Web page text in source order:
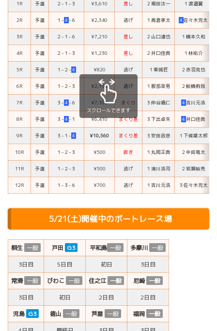
1R 予選 ２ –１ –３ ¥3,610 差し ２ 畑田汰一 １ 渡邉翼
2R 予選 １ –４–６ ¥2,340 逃げ １ 高倉孝太 ４佐々木完太
3R 予選 ２ –１ –６ ¥7,210 差し ２ 山口達也 １ 橋本久和
4R 予選 ２ –１ –３ ¥1,230 差し ２ 井口佳典 １ 林祐介
5R 予選 １ –２ –４ ¥820 逃げ １ 栗城匠 ２ 赤羽克也
6R 予選 １ –２ –３ ¥2,150 逃げ １ 服部幸男 ２ 板橋侑我
7R 予選 ３ –４–６ ¥7,100 まくり ３ 仲谷颯仁 ４吉川元浩
8R 予選 ３ –４–１ ¥6,410 まくり差 ３ 下出卓矢 ４井口佳典
9R 予選 ３ –１ –４ ¥10,560 まくり差 ３ 安田政彦 １ 下條雄太郎
10R 予選 １ –２ –３ ¥500 抜き １ 丸岡正典 ２ 中田竜太
11R 予選 １ –２ –３ ¥500 逃げ １ 湯川浩司 ２ 岩瀬裕亮
12R 予選 １ –３ –６ ¥700 逃げ １ 吉川元浩 ３ 佐々木完太
スクロールできます
5/21(土)開催中のボートレース場
桐生 一般 戸田 G3 平和島 一般 多摩川 一般
3日目
5日目 初日
3日目
常滑 一般 びわこ 一般 住之江 一般 尼崎 一般
3日目
初日 2日目
2日目
児島 G3 徳山 一般 芦屋 一般 福岡 一般